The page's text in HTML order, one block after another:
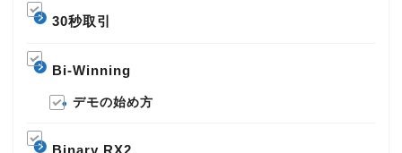
30秒取引
Bi-Winning
デモの始め方